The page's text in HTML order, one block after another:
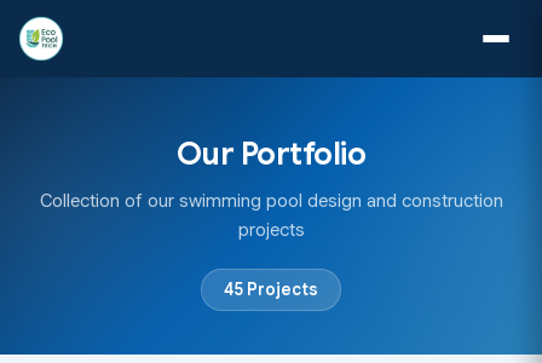
Our Portfolio
Collection of our swimming pool design and construction
projects
45 Projects